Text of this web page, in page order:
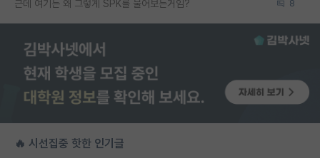
근데 여기는 왜 그렇게 SPK를 물어보는거임? 8
🔥 시선집중 핫한 인기글